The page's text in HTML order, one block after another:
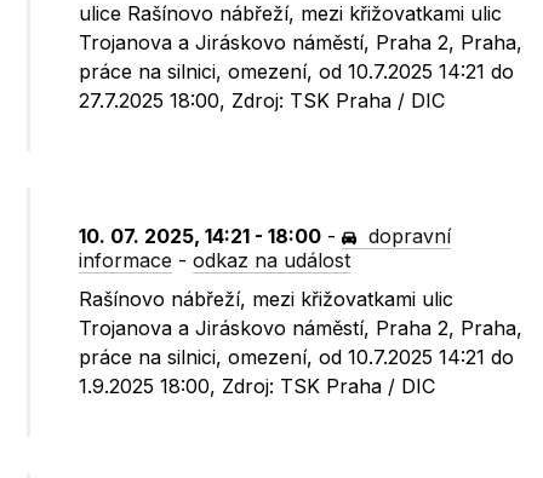
ulice Rašínovo nábřeží, mezi křižovatkami ulic
Trojanova a Jiráskovo náměstí, Praha 2, Praha,
práce na silnici, omezení, od 10.7.2025 14:21 do
27.7.2025 18:00, Zdroj: TSK Praha / DIC
10. 07. 2025, 14:21 - 18:00 -
dopravní
informace -odkaz na událost
Rašínovo nábřeží, mezi křižovatkami ulic
Trojanova a Jiráskovo náměstí, Praha 2, Praha,
práce na silnici, omezení, od 10.7.2025 14:21 do
1.9.2025 18:00, Zdroj: TSK Praha / DIC